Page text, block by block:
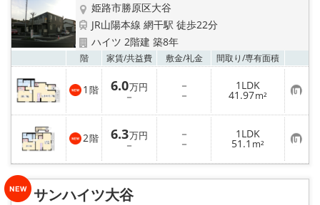
姫路市勝原区大谷
JR山陽本線 網干駅 徒歩22分
ハイツ 2階建 築8年
階 家賃/共益費 敷金/礼金 間取り/専有面積
1 階 6.0万円
－
－
－
1LDK
41.97m² お
気
に
入
り
登
録
2階 6.3万円
－
－
－
1LDK
51.1 m² お
気
に
り
サンハイツ大谷